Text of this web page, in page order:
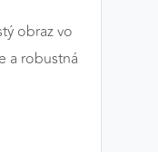
obraz vo
a robustná